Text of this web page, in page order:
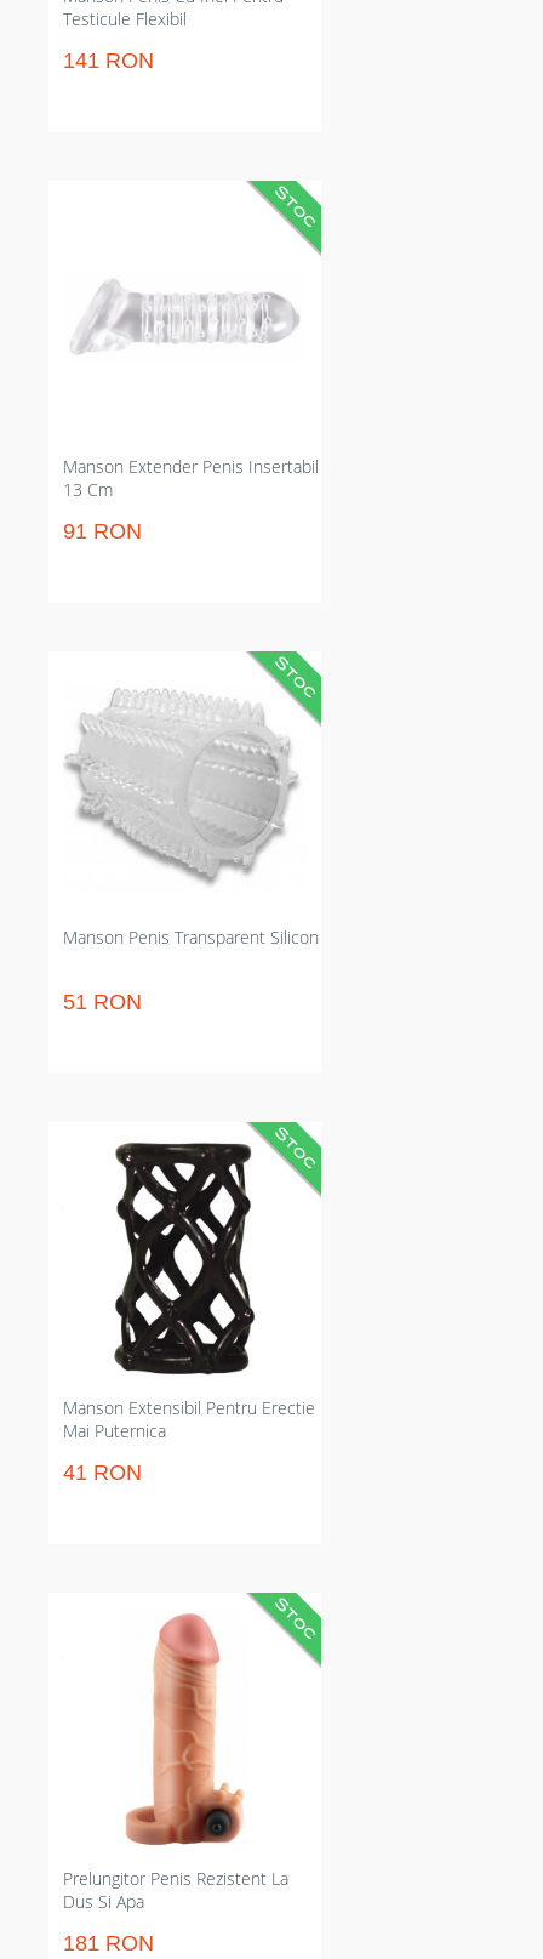
Testicule Flexibil
141 RON
Manson Extender Penis Insertabil
13 Cm
91 RON
Manșon transparent din TPE care
intensifică stimularea cu noduli
interiori. Perfect pentru sesiuni cu
penetrare mai plină și ritm
susținută excluzând pauze inutile.
Manson Penis Transparent Silicon
51 RON
Manson străveziu din silicon care
intensifică surescitarea și
stabilizează erecția. Crește durata
plăcerii și oferă senzații
punctuale; rezistent la apă și
flexibil. Potrivit și pentru utilizare
pe deget pentru jocuri manuale
sau reglaje fine în momentul
actului intim.
Manson Extensibil Pentru Erectie
Mai Puternica
41 RON
Manson penis texturat care
prelungește partida și crește
erecția. Limitează ejacularea
înainte de vreme și stimulează
clitoral; elasticitate mare și
compatibil cu lubrifianți pe bază
de apă. Perfect pentru sesiuni
destul de lungi fără întreruperi
inutile pentru reaplicare sau
ajustare constantă.
Prelungitor Penis Rezistent La
Dus Si Apa
181 RON
Prelungitor penis cu stimulator
adăugat care crește mărimea și
îngroașă circumferința. Reduce
ejacularea prematură și
intensifică stârnirea clitoridiană;
baterii incluse, rezistent la apă
pentru exploatare în duș. Potrivit
pentru majoritatea dimensiunilor
datorită materialului elastic Fanta
Flesh și inelului flexibil.